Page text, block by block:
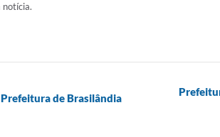
notícia.
de Brasilândia